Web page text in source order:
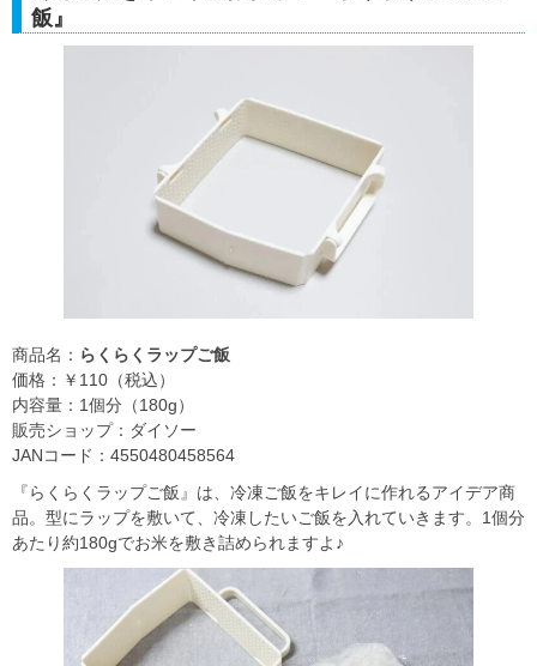
飯』
商品名： らくらくラップご飯
価格：￥110（税込）
内容量：1個分（180g）
販売ショップ：ダイソー
JANコード：4550480458564
『らくらくラップご飯』は、冷凍ご飯をキレイに作れるアイデア商
品。型にラップを敷いて、冷凍したいご飯を入れていきます。1個分
あたり約180gでお米を敷き詰められますよ♪